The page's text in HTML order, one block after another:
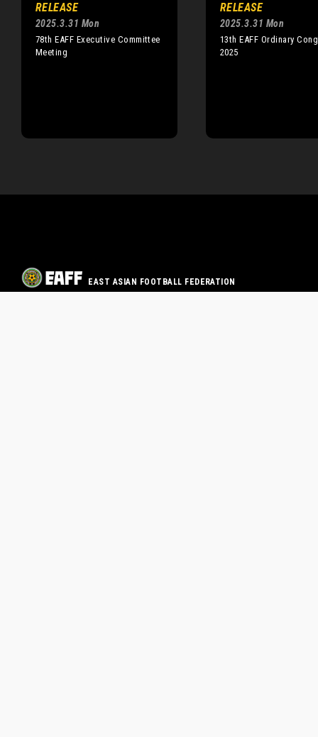
RELEASE
2025.3.31 Mon
78th EAFF Executive Committee
Meeting
RELEASE
2025.3.31 Mon
13th EAFF Ordinary
2025
EAST ASIAN FOOTBALL FEDERATION